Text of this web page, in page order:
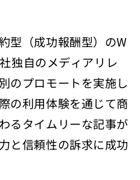
型（成功報酬型）のW
独自のメディアリレ
のプロモートを実施し
の利用体験を通じて商
るタイムリーな記事が
と信頼性の訴求に成功